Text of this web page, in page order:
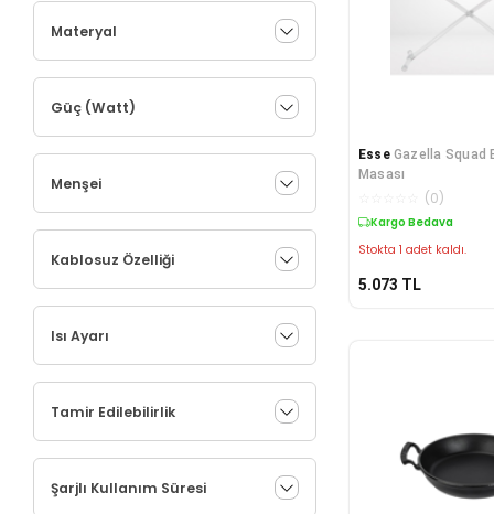
Materyal
Güç (Watt)
Menşei
Kablosuz Özelliği
Isı Ayarı
Tamir Edilebilirlik
Şarjlı Kullanım Süresi
Esse Gazella Squad
Masası
(0)
Kargo Bedava
Stokta 1 adet kaldı.
5.073 TL